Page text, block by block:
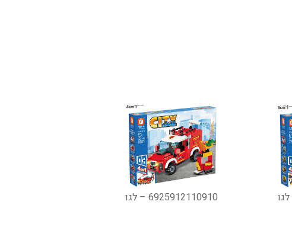
6925912110910 – לגו